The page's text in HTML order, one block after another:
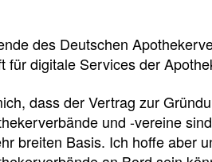
des Deutschen
für digitale Services der
dass der Vertrag zur
und -vereine
breiten Basis. Ich hoffe aber
l